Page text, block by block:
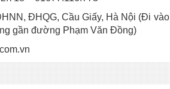
ĐHQG, Cầu Giấy, Hà Nội (Đi vào
gần đường Phạm Văn Đồng)